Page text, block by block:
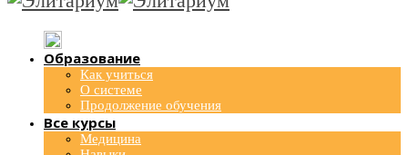
Образование
Как учиться
О системе
Продолжение обучения
Все курсы
Медицина